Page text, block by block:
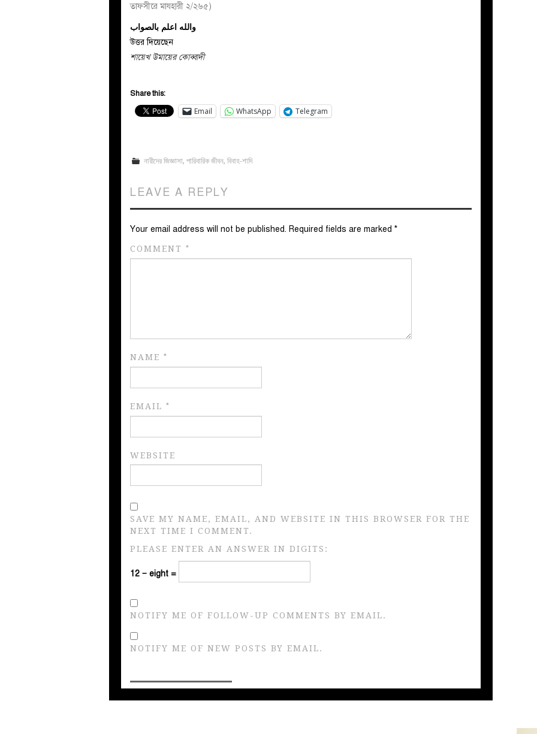
তাফসীরে মাযহারী ২/২৬৫)
والله اعلم بالصواب
উত্তর দিয়েছেন
শায়েখ উমায়ের কোব্বাদী
Share this:
Email WhatsApp Telegram
নারীদের জিজ্ঞাসা,পারিবারিক জীবন,বিবাহ-শাদি
LEAVE A REPLY
Your email address will not be published. Required fields are marked *
COMMENT *
NAME *
EMAIL *
WEBSITE
SAVE MY NAME, EMAIL, AND WEBSITE IN THIS BROWSER FOR THE
NEXT TIME I COMMENT.
PLEASE ENTER AN ANSWER IN DIGITS:
12 − eight =
NOTIFY ME OF FOLLOW-UP COMMENTS BY EMAIL.
NOTIFY ME OF NEW POSTS BY EMAIL.